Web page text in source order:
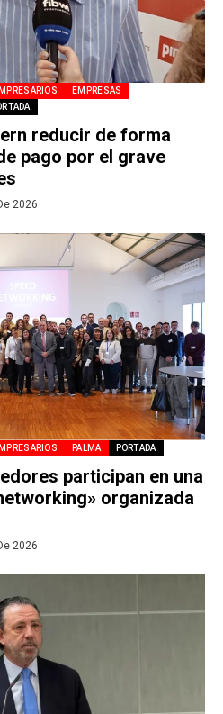
EMPRESAS
reducir de forma
pago por el grave
2026
PALMA PORTADA
participan en una
organizada
2026